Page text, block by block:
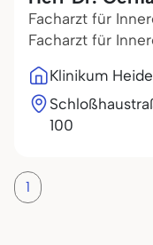
Facharzt für
Facharzt für
Klinikum
100
1